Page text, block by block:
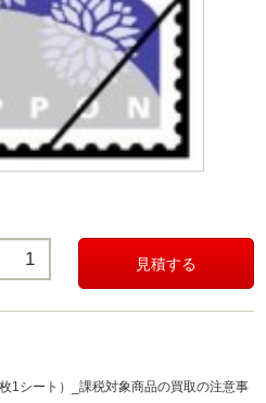
1シート）_課税対象商品の買取の注意事